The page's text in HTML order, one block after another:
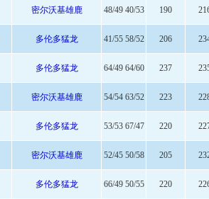
密尔沃基雄鹿 48/49 40/53 190
多伦多猛龙 41/55 58/52 206
多伦多猛龙 64/49 64/60 237
密尔沃基雄鹿 54/54 63/52 223
多伦多猛龙 53/53 67/47 220
密尔沃基雄鹿 52/45 50/58 205
多伦多猛龙 66/49 50/55 220